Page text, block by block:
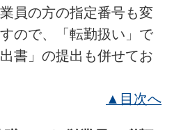
員の方の指定番号も変
ので、「転勤扱い」で
書」の提出も併せてお
▲目次へ